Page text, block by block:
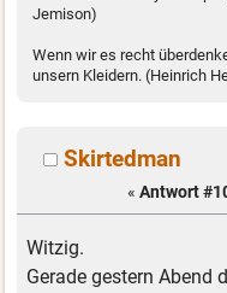
Jemison)
Wenn wir es recht
unsern Kleidern. (Heinrich
Skirtedman
« Antwort
Witzig.
Gerade gestern Abend